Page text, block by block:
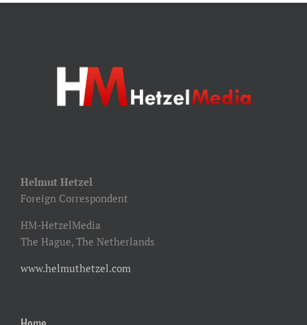
Helmut Hetzel
Foreign Correspondent
HM-HetzelMedia
The Hague, The Netherlands
www.helmuthetzel.com